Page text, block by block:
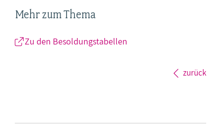
Mehr zum Thema
Zu den Besoldungstabellen
zurück